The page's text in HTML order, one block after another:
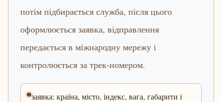
потім підбирається служба, після цього
оформлюється заявка, відправлення
передається в міжнародну мережу і
контролюється за трек-номером.
заявка: країна, місто, індекс, вага, габарити і